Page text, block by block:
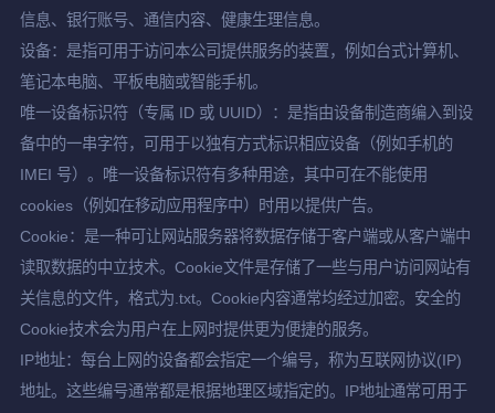
信息、银行账号、通信内容、健康生理信息。
设备：是指可用于访问本公司提供服务的装置，例如台式计算机、
笔记本电脑、平板电脑或智能手机。
唯一设备标识符（专属 ID 或 UUID）：是指由设备制造商编入到设
备中的一串字符，可用于以独有方式标识相应设备（例如手机的
IMEI 号）。唯一设备标识符有多种用途，其中可在不能使用
cookies（例如在移动应用程序中）时用以提供广告。
Cookie：是一种可让网站服务器将数据存储于客户端或从客户端中
读取数据的中立技术。Cookie文件是存储了一些与用户访问网站有
关信息的文件，格式为.txt。Cookie内容通常均经过加密。安全的
Cookie技术会为用户在上网时提供更为便捷的服务。
IP地址：每台上网的设备都会指定一个编号，称为互联网协议(IP)
地址。这些编号通常都是根据地理区域指定的。IP地址通常可用于